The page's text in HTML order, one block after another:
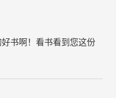
书啊！看书看到您这份